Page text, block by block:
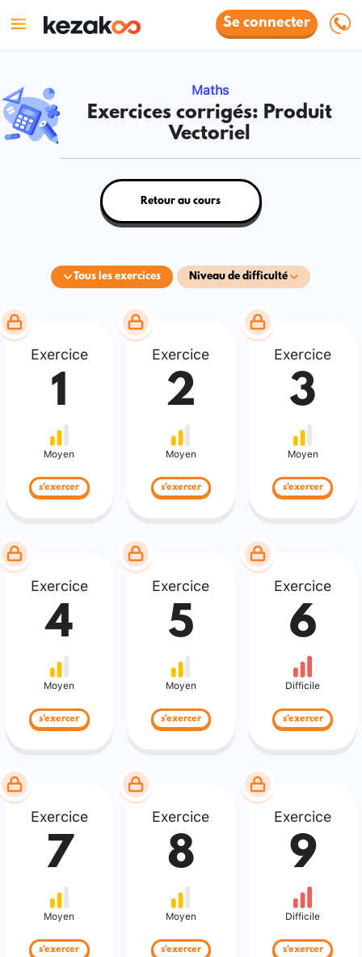
Se connecter
Maths
Exercices corrigés: Produit
Vectoriel
Tous les exercices Niveau de difficulté
Retour au cours
Exercice
1
Moyen
s'exercer
Exercice
2
Moyen
s'exercer
Exercice
3
Moyen
s'exercer
Exercice
4
Moyen
s'exercer
Exercice
5
Moyen
s'exercer
Exercice
6
Difficile
s'exercer
Exercice
7
Moyen
s'exercer
Exercice
8
Moyen
s'exercer
Exercice
9
Difficile
s'exercer